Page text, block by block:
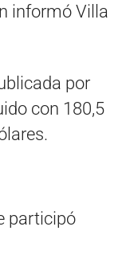
informó Villa
por
con 180,5
participó